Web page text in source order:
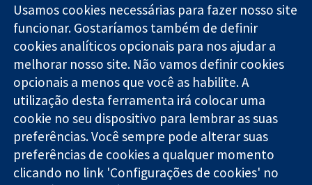
Evidências
confiáveis.
Decisões
informadas.
Melhor saúde.
11-13 Cavendish
Square
Londres
W1G 0AN
Reino Unido
Contato
Notícias
Assessoria de
imprensa
Sobre nós
Cochrane
Library
Usamos cookies necessárias para fazer nosso site
funcionar. Gostaríamos também de definir
cookies analíticos opcionais para nos ajudar a
melhorar nosso site. Não vamos definir cookies
opcionais a menos que você as habilite. A
utilização desta ferramenta irá colocar uma
cookie no seu dispositivo para lembrar as suas
preferências. Você sempre pode alterar suas
preferências de cookies a qualquer momento
clicando no link 'Configurações de cookies' no